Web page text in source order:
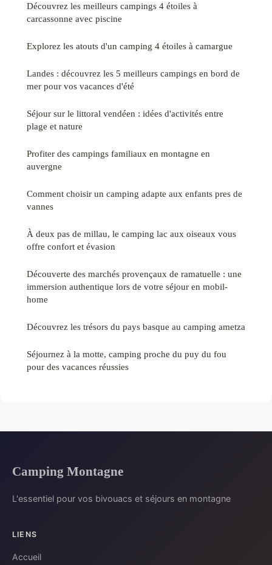
Découvrez les meilleurs campings 4 étoiles à
carcassonne avec piscine
Explorez les atouts d'un camping 4 étoiles à camargue
Landes : découvrez les 5 meilleurs campings en bord de
mer pour vos vacances d'été
Séjour sur le littoral vendéen : idées d'activités entre
plage et nature
Profiter des campings familiaux en montagne en
auvergne
Comment choisir un camping adapte aux enfants pres de
vannes
À deux pas de millau, le camping lac aux oiseaux vous
offre confort et évasion
Découverte des marchés provençaux de ramatuelle : une
immersion authentique lors de votre séjour en mobil-
home
Découvrez les trésors du pays basque au camping ametza
Séjournez à la motte, camping proche du puy du fou
pour des vacances réussies
Camping Montagne
L'essentiel pour vos bivouacs et séjours en montagne
LIENS
Accueil